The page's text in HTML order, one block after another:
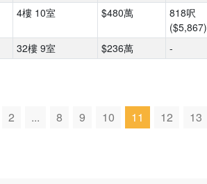
4樓 10室 $480萬
818呎
($5,867)
32樓 9室 $236萬 -
2 ... 8 9 10 11 12 13